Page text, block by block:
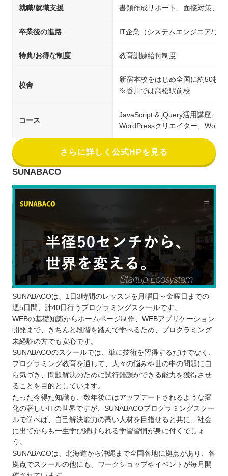
就職/就職支援 書類作成サポート、面接対策、
卒業後の進路 IT企業（システムエンジニア/プ
特典/お得な制度 教育訓練給付制度
校舎
新宿本校をはじめ全国に約50校
※香川では高松駅前校
コース
JavaScript & jQuery活用講座、
WordPressクリエイター、
さらに詳しく公式HPを見る
SUNABACO
SUNABACOは、1日3時間のレッスンを月曜日～金曜日までの
週5日間、計40日行うプログラミングスクールです。
WEBの基礎知識からホームページ制作、WEBアプリケーション
開発まで、きちんと段階を踏んで学べるため、プログラミング
未経験の方でも安心です。
SUNABACOのスクールでは、単に技術を習得するだけでなく、
プログラミング教育を通して、人々の悩みや世の中の問題に自
ら気づき、問題解決のために試行錯誤ができる能力を獲得させ
ることを目的としています。
たった今得た知識も、数年後にはアップデートされるような変
化の著しいITの世界ですが、SUNABACOプログラミングスクー
ルで学べば、自己解決能力の高い人材を目指せると共に、社会
に出てからも一生学び続けられる学習習慣が身に付くでしょ
う。
SUNABACOは、北海道から沖縄まで全国各地に拠点があり、各
拠点でスクールの他にも、ワークショップやイベントが毎月開